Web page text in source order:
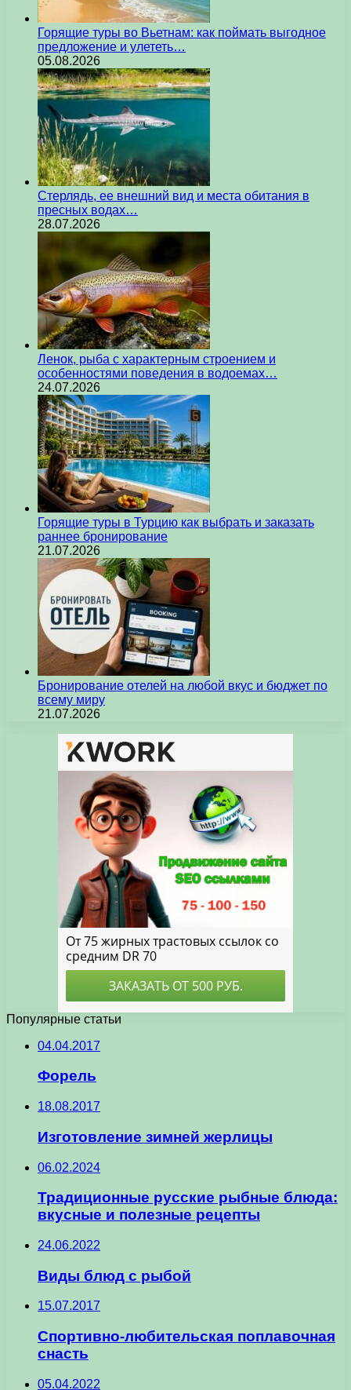
Горящие туры во Вьетнам: как поймать выгодное
предложение и улететь…
05.08.2026
Стерлядь, ее внешний вид и места обитания в
пресных водах…
28.07.2026
Ленок, рыба с характерным строением и
особенностями поведения в водоемах…
24.07.2026
Горящие туры в Турцию как выбрать и заказать
раннее бронирование
21.07.2026
Бронирование отелей на любой вкус и бюджет по
всему миру
21.07.2026
Популярные статьи
04.04.2017
Форель
18.08.2017
Изготовление зимней жерлицы
06.02.2024
Традиционные русские рыбные блюда:
вкусные и полезные рецепты
24.06.2022
Виды блюд с рыбой
15.07.2017
Спортивно-любительская поплавочная
снасть
05.04.2022